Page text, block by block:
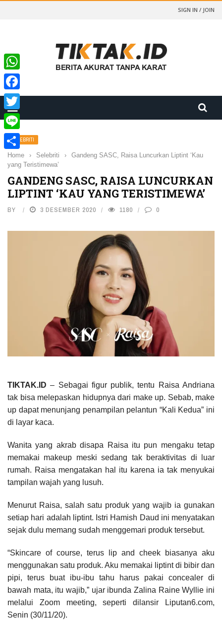
SIGN IN / JOIN
SELEBRITI
Home › Selebriti ›
Gandeng SASC, Raisa Luncurkan Liptint ‘Kau
yang Teristimewa’
GANDENG SASC, RAISA LUNCURKAN
LIPTINT ‘KAU YANG TERISTIMEWA’
BY 3 DESEMBER 2020 1180 0
TIKTAK.ID – Sebagai figur publik, tentu Raisa Andriana
tak bisa melepaskan hidupnya dari make up. Sebab, make
up dapat menunjang penampilan pelantun “Kali Kedua” ini
di layar kaca.
Wanita yang akrab disapa Raisa itu pun mengaku tetap
memakai makeup meski sedang tak beraktivitas di luar
rumah. Raisa mengatakan hal itu karena ia tak menyukai
tampilan wajah yang lusuh.
Menurut Raisa, salah satu produk yang wajib ia gunakan
setiap hari adalah liptint. Istri Hamish Daud ini menyatakan
sejak dulu memang sudah menggemari produk tersebut.
“Skincare of course, terus lip and cheek biasanya aku
menggunakan satu produk. Aku memakai liptint di bibir dan
pipi, terus buat ibu-ibu tahu harus pakai concealer di
bawah mata, itu wajib,” ujar ibunda Zalina Raine Wyllie ini
melalui Zoom meeting, seperti dilansir Liputan6.com,
Senin (30/11/20).
WhatsApp
Facebook
Twitter
Line
Share